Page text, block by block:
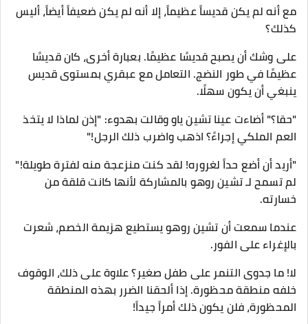
مع أنه لم يكن قديساً عظيماً، إلا أنه لم يكن ضعيفاً أيضاً، أليس
كذلك؟
على وشك أن يصبح قديسًا عظيمًا. بعبارة أخرى، كان قديسًا
عظيمًا في طور النضج. التعامل مع عبقري بمستوى قديس
ينبغي أن يكون سهلًا.
"حقا؟" أضاءت عينا تشين ياو وقالت بهدوء: "إذن لماذا لا يتخذ
العم الملكي إجراءً؟ اذهب واضرب ذلك الرجل!"
"أريد أن أضع حداً لغروره! لقد كنت منزعجة منه لفترة طويلة!"
لم تسمح لـ تشين روهو بالمشاركة لأنها كانت قلقة من
خسارته.
عندما سمعت أن تشين روهو يستطيع هزيمة الخصم، شعرت
بالإغراء على الفور.
لا! ما جدوى التنمر على طفل صغير؟ علاوة على ذلك، الوقوف
خلفه منطقة محظورة. إذا ألحقنا الضرر بهذه المنطقة
المحظورة، فلن يكون ذلك أمراً جيداً!